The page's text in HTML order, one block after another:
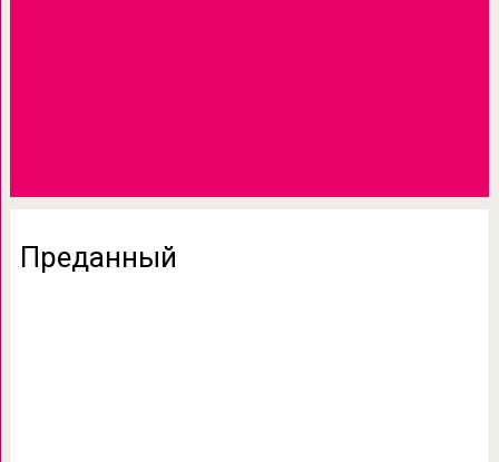
Преданный